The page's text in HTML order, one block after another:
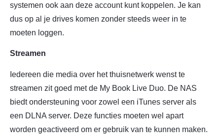
systemen ook aan deze account kunt koppelen. Je kan
dus op al je drives komen zonder steeds weer in te
moeten loggen.
Streamen
Iedereen die media over het thuisnetwerk wenst te
streamen zit goed met de My Book Live Duo. De NAS
biedt ondersteuning voor zowel een iTunes server als
een DLNA server. Deze functies moeten wel apart
worden geactiveerd om er gebruik van te kunnen maken.